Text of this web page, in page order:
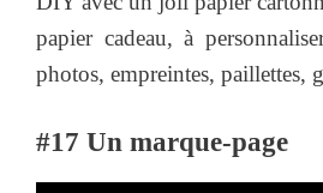
papier cadeau, à
photos, empreintes, paillettes,
#17 Un marque-page